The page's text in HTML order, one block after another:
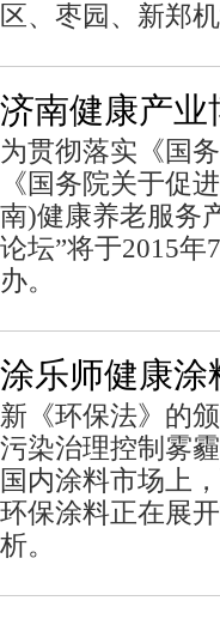
区、枣园、新郑
济南健康产业
为贯彻落实《国
《国务院关于促
南)健康养老服务
论坛”将于2015
办。
涂乐师健康涂
新《环保法》的
污染治理控制雾
国内涂料市场上
环保涂料正在展
析。